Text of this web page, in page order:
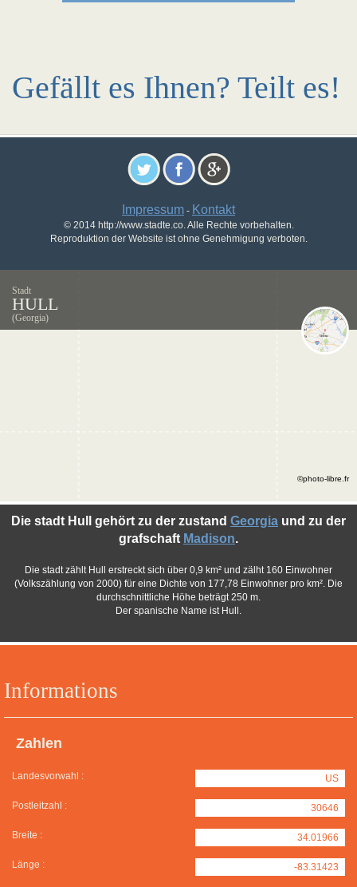
Gefällt es Ihnen? Teilt es!
Impressum - Kontakt
© 2014 http://www.stadte.co. Alle Rechte vorbehalten.
Reproduktion der Website ist ohne Genehmigung verboten.
Stadt
HULL
(Georgia)
Informations
Zahlen
Landesvorwahl : US
Postleitzahl : 30646
Breite : 34.01966
Länge : -83.31423
Die stadt Hull gehört zu der zustand Georgia und zu der
grafschaft Madison.
Die stadt zählt Hull erstreckt sich über 0,9 km² und zälht 160 Einwohner
(Volkszählung von 2000) für eine Dichte von 177,78 Einwohner pro km². Die
durchschnittliche Höhe beträgt 250 m.
Der spanische Name ist Hull.
©photo-libre.fr